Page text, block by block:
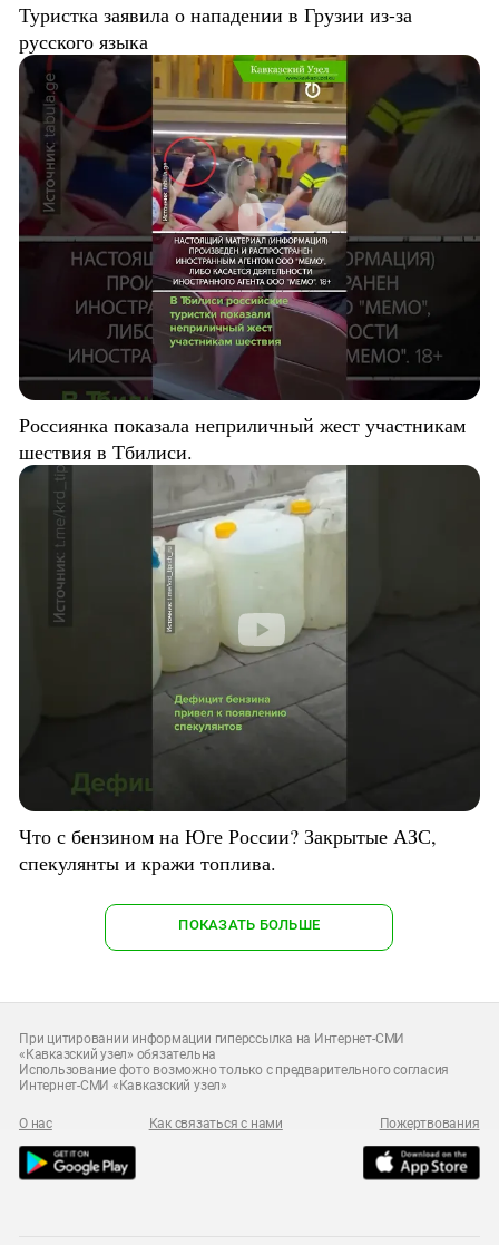
Туристка заявила о нападении в Грузии из-за
русского языка
Россиянка показала неприличный жест участникам
шествия в Тбилиси.
Что с бензином на Юге России? Закрытые АЗС,
спекулянты и кражи топлива.
ПОКАЗАТЬ БОЛЬШЕ
При цитировании информации гиперссылка на Интернет-СМИ
«Кавказский узел» обязательна
Использование фото возможно только с предварительного согласия
Интернет-СМИ «Кавказский узел»
О нас Как связаться с нами Пожертвования